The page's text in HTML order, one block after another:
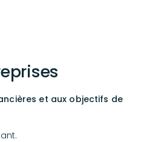
et aux objectifs de